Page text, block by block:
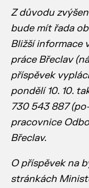
Z důvodu
bude mít řada
Bližší informace
práce Břeclav
příspěvek
pondělí 10. 10.
730 543 887
pracovnice
Břeclav.
O příspěvek na
stránkách